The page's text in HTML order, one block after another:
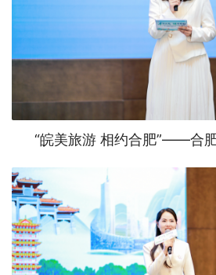
“皖美旅游 相约合肥”——合